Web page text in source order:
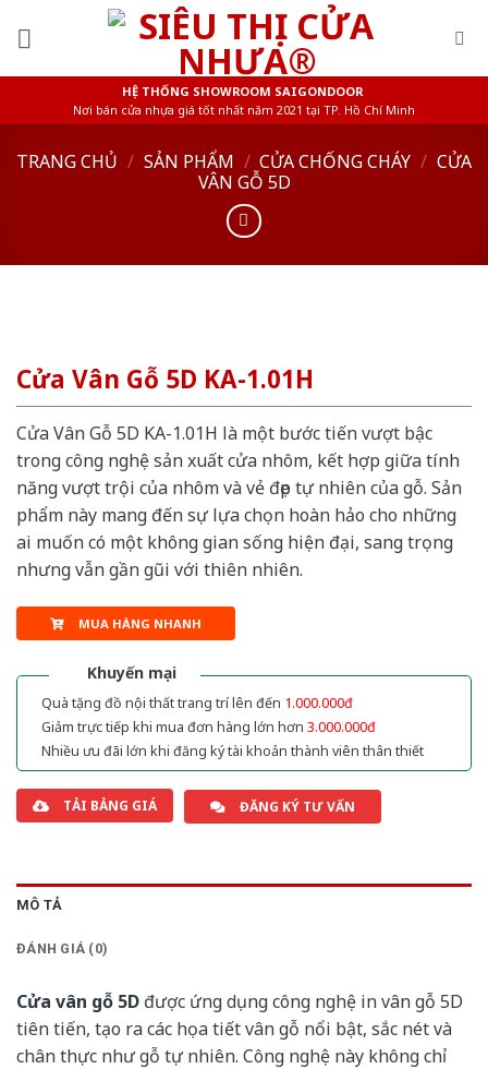
HỆ THỐNG SHOWROOM SAIGONDOOR
Nơi bán cửa nhựa giá tốt nhất năm 2021 tại TP. Hồ Chí Minh
TRANG CHỦ / SẢN PHẨM / CỬA CHỐNG CHÁY / CỬA
VÂN GỖ 5D
Cửa Vân Gỗ 5D KA-1.01H
Cửa Vân Gỗ 5D KA-1.01H là một bước tiến vượt bậc
trong công nghệ sản xuất cửa nhôm, kết hợp giữa tính
năng vượt trội của nhôm và vẻ đẹp tự nhiên của gỗ. Sản
phẩm này mang đến sự lựa chọn hoàn hảo cho những
ai muốn có một không gian sống hiện đại, sang trọng
nhưng vẫn gần gũi với thiên nhiên.
MUA HÀNG NHANH
Khuyến mại
Quà tặng đồ nội thất trang trí lên đến 1.000.000đ
Giảm trực tiếp khi mua đơn hàng lớn hơn 3.000.000đ
Nhiều ưu đãi lớn khi đăng ký tài khoản thành viên thân thiết
TẢI BẢNG GIÁ ĐĂNG KÝ TƯ VẤN
MÔ TẢ
ĐÁNH GIÁ (0)
Cửa vân gỗ 5D được ứng dụng công nghệ in vân gỗ 5D
tiên tiến, tạo ra các họa tiết vân gỗ nổi bật, sắc nét và
chân thực như gỗ tự nhiên. Công nghệ này không chỉ